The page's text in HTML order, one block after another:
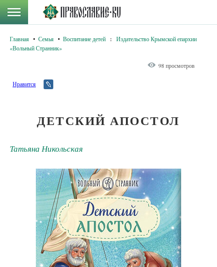
Главная Семья Воспитание детей :
Издательство Крымской епархии
«Вольный Странник»
98 просмотров
Нравится
ДЕТСКИЙ АПОСТОЛ
Татьяна Никольская